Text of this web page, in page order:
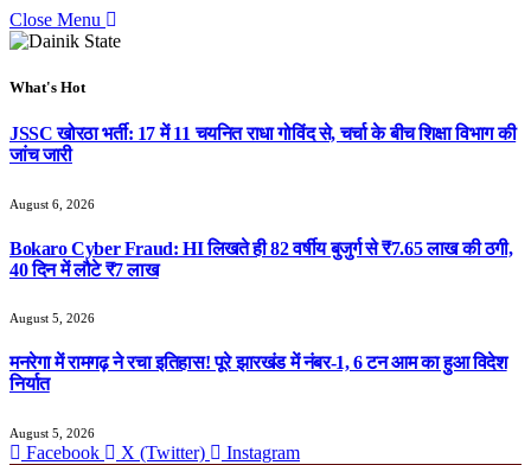
Close Menu
What's Hot
JSSC खोरठा भर्ती: 17 में 11 चयनित राधा गोविंद से, चर्चा के बीच शिक्षा विभाग की
जांच जारी
August 6, 2026
Bokaro Cyber Fraud: HI लिखते ही 82 वर्षीय बुजुर्ग से ₹7.65 लाख की ठगी,
40 दिन में लौटे ₹7 लाख
August 5, 2026
मनरेगा में रामगढ़ ने रचा इतिहास! पूरे झारखंड में नंबर-1, 6 टन आम का हुआ विदेश
निर्यात
August 5, 2026
Facebook X (Twitter) Instagram